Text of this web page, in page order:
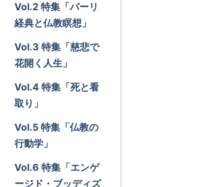
Vol.2 特集「パーリ
経典と仏教瞑想」
Vol.3 特集「慈悲で
花開く人生」
Vol.4 特集「死と看
取り」
Vol.5 特集「仏教の
行動学」
Vol.6 特集「エンゲ
ージド・ブッディズ